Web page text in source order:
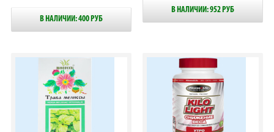
В НАЛИЧИИ: 400 РУБ
В НАЛИЧИИ: 952 РУБ